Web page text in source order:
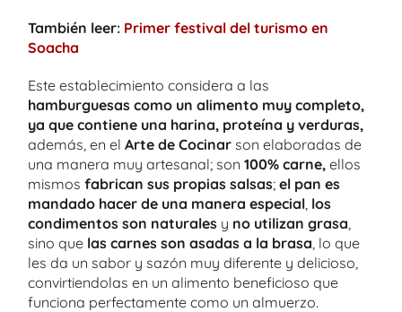
También leer: Primer festival del turismo en
Soacha
Este establecimiento considera a las
hamburguesas como un alimento muy completo,
ya que contiene una harina, proteína y verduras,
además, en el Arte de Cocinar son elaboradas de
una manera muy artesanal; son 100% carne, ellos
mismos fabrican sus propias salsas; el pan es
mandado hacer de una manera especial los
condimentos son naturales y no utilizan grasa
sino que las carnes son asadas a la brasa , lo que
les da un sabor y sazón muy diferente y delicioso,
convirtiendolas en un alimento beneficioso que
funciona perfectamente como un almuerzo.